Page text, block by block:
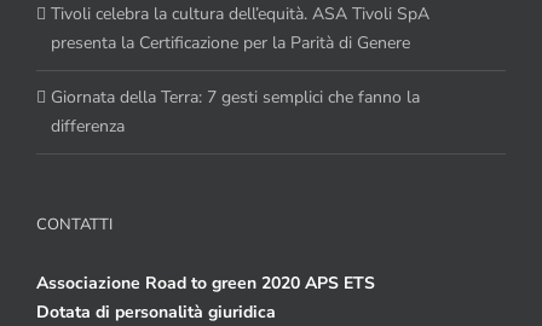
Tivoli celebra la cultura dell’equità. ASA Tivoli SpA
presenta la Certificazione per la Parità di Genere
Giornata della Terra: 7 gesti semplici che fanno la
differenza
CONTATTI
Associazione Road to green 2020 APS ETS
Dotata di personalità giuridica